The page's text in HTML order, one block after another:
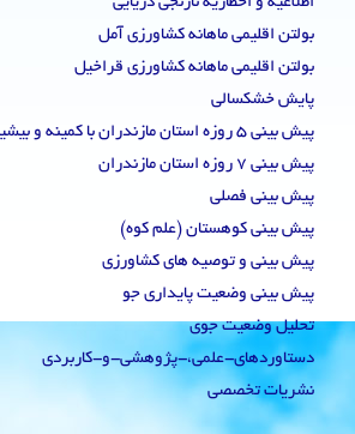
بولتن اقلیمی ماهانه کشاورزی آمل
بولتن اقلیمی ماهانه کشاورزی قراخیل
پایش خشکسالی
پیش بینی 5 روزه استان مازندران با کمینه و بیشینه دما
پیش بینی 7 روزه استان مازندران
پیش بینی فصلی
پیش بینی کوهستان (علم کوه)
پیش بینی و توصیه های کشاورزی
پیش بینی وضعیت پایداری جو
تحلیل وضعیت جوی
دستاوردهای-علمی،-پژوهشی-و-کاربردی
نشریات تخصصی